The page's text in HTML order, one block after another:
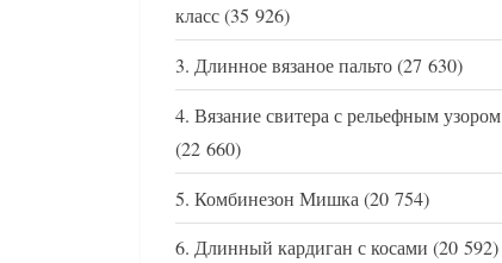
класс(35 926)
Длинное вязаное пальто(27 630)
Вязание свитера с рельефным узором
(22 660)
Комбинезон Мишка(20 754)
Длинный кардиган с косами (20 592)